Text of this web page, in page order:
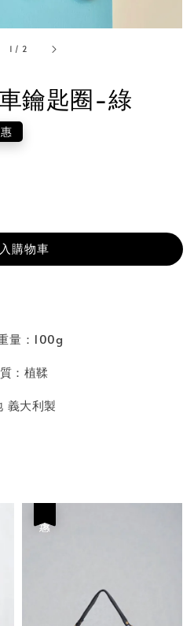
1 / 2
鑰匙圈-綠
購物車
量：100g
：植鞣
義大利製